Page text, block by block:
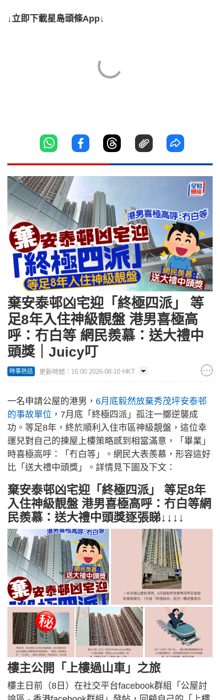
↓立即下載星島頭條App↓
棄安泰邨凶宅迎「終極四派」 等
足8年入住神級靚盤 港男喜極高
呼：冇白等 網民羨慕：送大禮中
頭獎｜Juicy叮
時事熱話 更新時間：16:00 2026-08-10 HKT
一名申請公屋的港男， 6月底毅然放棄秀茂坪安泰邨
的事故單位 ，7月底「終極四派」孤注一擲逆襲成
功。等足8年，終於順利入住市區神級靚盤，這位幸
運兒對自己的揀屋上樓策略感到相當滿意，「畢業」
時喜極高呼：「冇白等」。網民大表羨慕，形容這好
比「送大禮中頭獎」。詳情見下圖及下文：
棄安泰邨凶宅迎「終極四派」 等足8年
入住神級靚盤 港男喜極高呼：冇白等網
民羨慕：送大禮中頭獎逐張睇↓↓↓↓
樓主公開「上樓過山車」之旅
樓主日前（8日）在社交平台facebook群組「公屋討